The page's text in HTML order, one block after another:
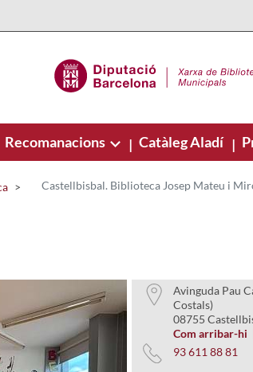
Recomanacions | Catàleg Aladí |
Castellbisbal. Biblioteca Josep Mateu i
Avinguda Pau
Costals)
08755
Com arribar-hi
93 611 88 81